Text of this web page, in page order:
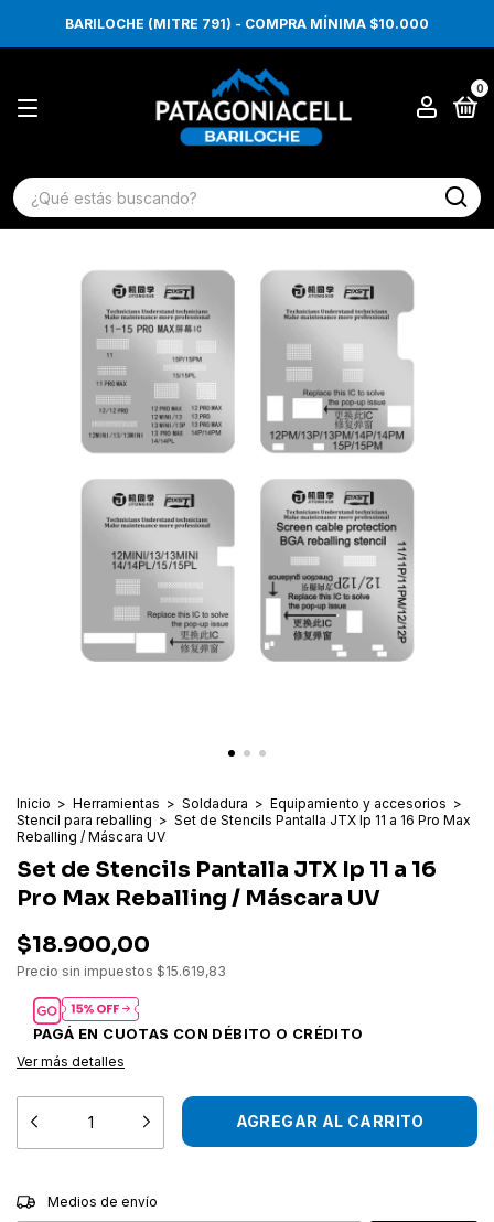
BARILOCHE (MITRE 791) - COMPRA MÍNIMA $10.000
0
Inicio > Herramientas > Soldadura > Equipamiento y accesorios >
Stencil para reballing > Set de Stencils Pantalla JTX Ip 11 a 16 Pro Max
Reballing / Máscara UV
Set de Stencils Pantalla JTX Ip 11 a 16
Pro Max Reballing / Máscara UV
$18.900,00
Precio sin impuestos $15.619,83
Ver más detalles
Entregas para el CP:
Medios de envío